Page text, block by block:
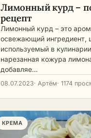
Лимонный курд –
рецепт
Лимонный курд – это
освежающий ингредиент,
используемый в
нарезанная кожура
добавляе…
08.07.2023· Артём· 1174
КРЕМА